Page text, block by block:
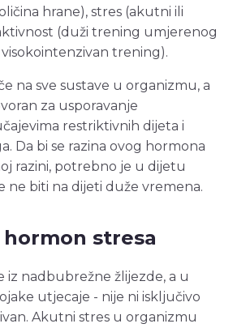
hrane), stres (akutni ili
(duži trening umjerenog
trening).
na sve sustave u organizmu, a
za usporavanje
restriktivnih dijeta i
Da bi se razina ovog hormona
razini, potrebno je u dijetu
ne biti na dijeti duže vremena.
stresa
iz nadbubrežne žlijezde, a u
utjecaje - nije ni isključivo
Akutni stres u organizmu